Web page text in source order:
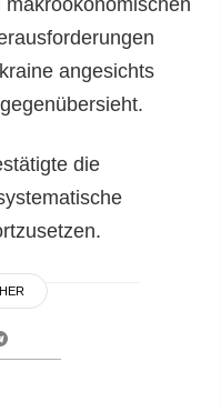
angesichts
die